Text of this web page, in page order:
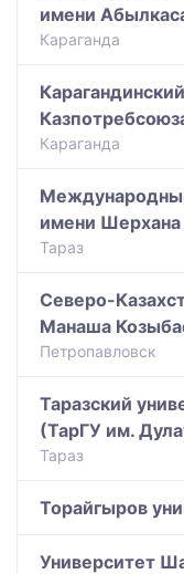
имени
Караганда
Караганда
имени
Тараз
Северо-
Манаша
Петропавловск
Таразский
(ТарГУ им.
Тараз
Торайгыров
Университет